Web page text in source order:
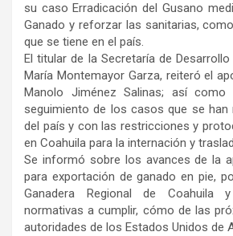
su caso Erradicación del Gusano
Ganado y reforzar las sanitarias,
que se tiene en el país.
El titular de la Secretaría de Desarrollo
María Montemayor Garza, reiteró el
Manolo Jiménez Salinas; así como
seguimiento de los casos que se
del país y con las restricciones y
en Coahuila para la internación y
Se informó sobre los avances de la
para exportación de ganado en pie,
Ganadera Regional de
normativas a cumplir, cómo de las
autoridades de los Estados Unidos de